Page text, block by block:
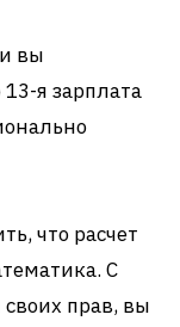
вы
я зарплата
что расчет
С
прав, вы